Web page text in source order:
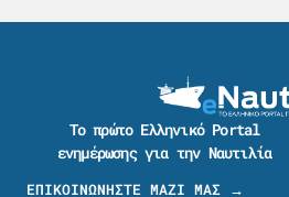
Το πρώτο Ελληνικό Portal
ενημέρωσης για την Ναυτιλία
ΕΠΙΚΟΙΝΩΝΗΣΤΕ ΜΑΖΙ ΜΑΣ →